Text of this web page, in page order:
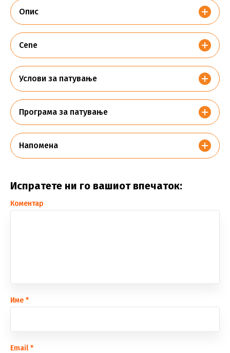
Опис
Cene
Услови за патување
Програма за патување
Напомена
Испратете ни го вашиот впечаток:
Коментар
Име *
Еmail *